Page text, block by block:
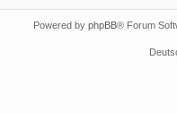
Powered by phpBB® Forum